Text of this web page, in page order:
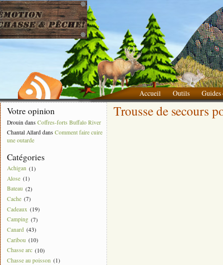
Accueil Outils
Guides
Liste des choses à apporter
Votre opinion
Drouin dans Coffres-forts Buffalo River
Chantal Allarddans Comment faire cuire
une outarde
Catégories
Achigan (1)
Alose (1)
Bateau (2)
Cache (7)
Cadeaux (19)
Camping (7)
Canard (43)
Caribou (10)
Chasse arc (10)
Chasse au poisson (1)
Trousse de secours